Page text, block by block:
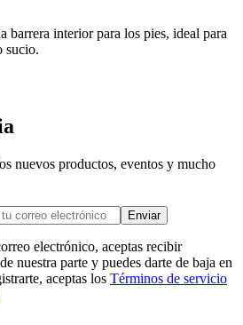
barrera interior para los pies, ideal para
sucio.
nuevos productos, eventos y mucho
Enviar
electrónico, aceptas recibir
nuestra parte y puedes darte de baja en
aceptas los Términos de servicio